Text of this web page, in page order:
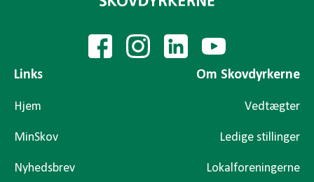
Links
Hjem
MinSkov
Nyhedsbrev
Om Skovdyrkerne
Vedtægter
Ledige stillinger
Lokalforeningerne